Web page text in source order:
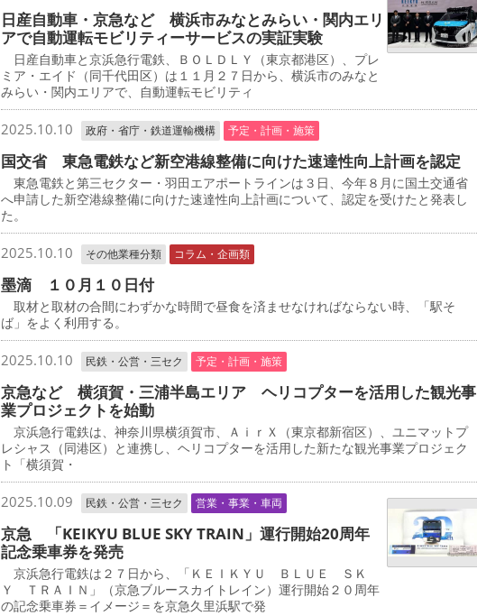
日産自動車・京急など 横浜市みなとみらい・関内エリ
アで自動運転モビリティーサービスの実証実験
日産自動車と京浜急行電鉄、ＢＯＬＤＬＹ（東京都港区）、プレ
ミア・エイド（同千代田区）は１１月２７日から、横浜市のみなと
みらい・関内エリアで、自動運転モビリティ
2025.10.10 政府・省庁・鉄道運輸機構 予定・計画・施策
国交省 東急電鉄など新空港線整備に向けた速達性向上計画を認定
東急電鉄と第三セクター・羽田エアポートラインは３日、今年８月に国土交通省
へ申請した新空港線整備に向けた速達性向上計画について、認定を受けたと発表し
た。
2025.10.10 その他業種分類 コラム・企画類
墨滴 １０月１０日付
取材と取材の合間にわずかな時間で昼食を済ませなければならない時、「駅そ
ば」をよく利用する。
2025.10.10 民鉄・公営・三セク 予定・計画・施策
京急など 横須賀・三浦半島エリア ヘリコプターを活用した観光事
業プロジェクトを始動
京浜急行電鉄は、神奈川県横須賀市、ＡｉｒＸ（東京都新宿区）、ユニマットプ
レシャス（同港区）と連携し、ヘリコプターを活用した新たな観光事業プロジェク
ト「横須賀・
2025.10.09 民鉄・公営・三セク 営業・事業・車両
京急 「KEIKYU BLUE SKY TRAIN」運行開始20周年
記念乗車券を発売
京浜急行電鉄は２７日から、「ＫＥＩＫＹＵ ＢＬＵＥ ＳＫ
Ｙ ＴＲＡＩＮ」（京急ブルースカイトレイン）運行開始２０周年
の記念乗車券＝イメージ＝を京急久里浜駅で発